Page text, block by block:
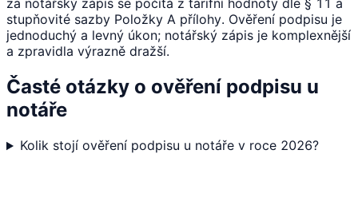
za notářský zápis se počítá z tarifní hodnoty dle § 11 a
stupňovité sazby Položky A přílohy. Ověření podpisu je
jednoduchý a levný úkon; notářský zápis je komplexnější
a zpravidla výrazně dražší.
Časté otázky o ověření podpisu u
notáře
Kolik stojí ověření podpisu u notáře v roce 2026?